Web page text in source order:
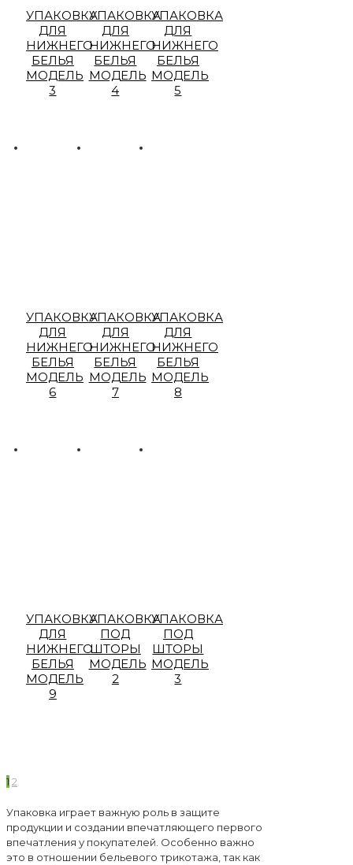
УПАКОВКА
ДЛЯ
НИЖНЕГО
БЕЛЬЯ
МОДЕЛЬ
3
УПАКОВКА
ДЛЯ
НИЖНЕГО
БЕЛЬЯ
МОДЕЛЬ
4
УПАКОВКА
ДЛЯ
НИЖНЕГО
БЕЛЬЯ
МОДЕЛЬ
5
УПАКОВКА
ДЛЯ
НИЖНЕГО
БЕЛЬЯ
МОДЕЛЬ
6
УПАКОВКА
ДЛЯ
НИЖНЕГО
БЕЛЬЯ
МОДЕЛЬ
7
УПАКОВКА
ДЛЯ
НИЖНЕГО
БЕЛЬЯ
МОДЕЛЬ
8
УПАКОВКА
ДЛЯ
НИЖНЕГО
БЕЛЬЯ
МОДЕЛЬ
9
УПАКОВКА
ПОД
ШТОРЫ
МОДЕЛЬ
2
УПАКОВКА
ПОД
ШТОРЫ
МОДЕЛЬ
3
1 2
Упаковка играет важную роль в защите
продукции и создании впечатляющего первого
впечатления у покупателей. Особенно важно
это в отношении бельевого трикотажа, так как